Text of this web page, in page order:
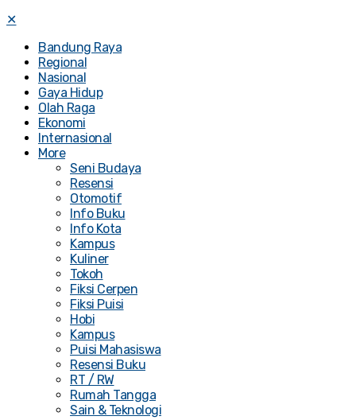
✕
Bandung Raya
Regional
Nasional
Gaya Hidup
Olah Raga
Ekonomi
Internasional
More
Seni Budaya
Resensi
Otomotif
Info Buku
Info Kota
Kampus
Kuliner
Tokoh
Fiksi Cerpen
Fiksi Puisi
Hobi
Kampus
Puisi Mahasiswa
Resensi Buku
RT / RW
Rumah Tangga
Sain & Teknologi